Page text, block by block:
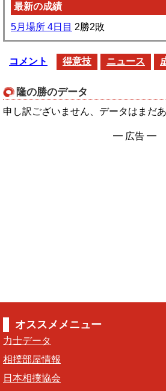
最新の成績
5月場所 4日目 2勝2敗
コメント 得意技 ニュース
隆の勝のデータ
申し訳ございません、データはまだ
━ 広告 ━
オススメメニュー
力士データ
相撲部屋情報
日本相撲協会